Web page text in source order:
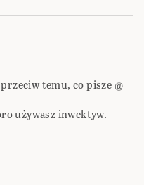
temu, co pisze @
używasz inwektyw.